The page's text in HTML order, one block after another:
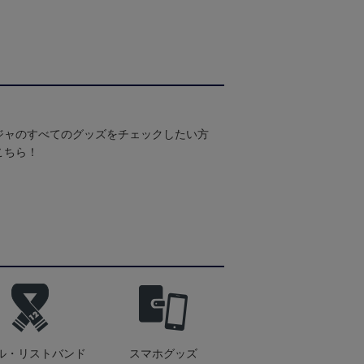
のすべてのグッズをチェックしたい方
ら！
・リストバンド スマホグッズ